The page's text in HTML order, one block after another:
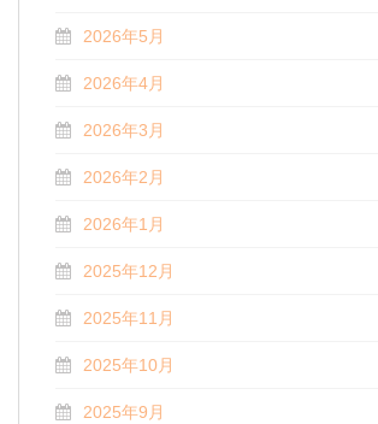
2026年5月
2026年4月
2026年3月
2026年2月
2026年1月
2025年12月
2025年11月
2025年10月
2025年9月